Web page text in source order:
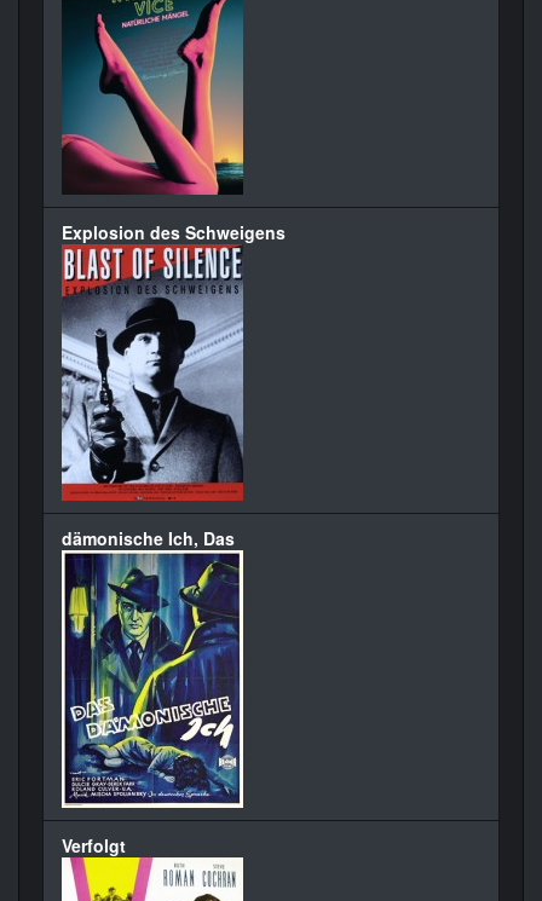
Explosion des Schweigens
dämonische Ich, Das
Verfolgt